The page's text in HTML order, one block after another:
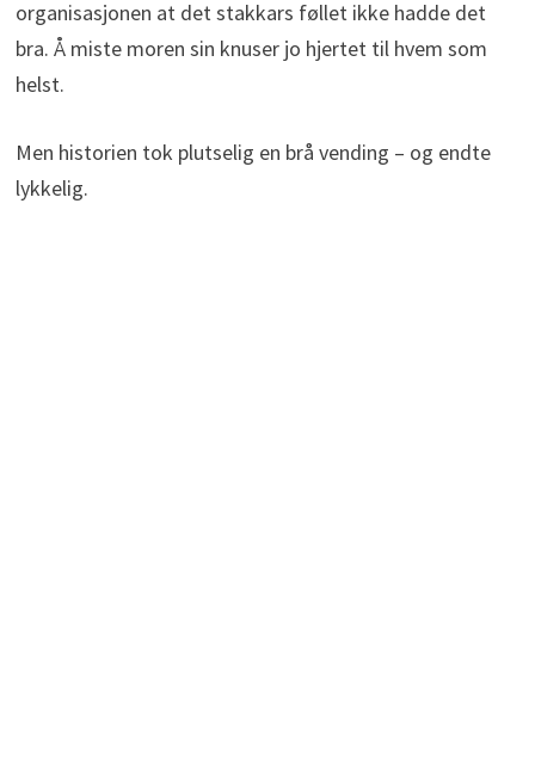
organisasjonen at det stakkars føllet ikke hadde det
bra. Å miste moren sin knuser jo hjertet til hvem som
helst.
Men historien tok plutselig en brå vending – og endte
lykkelig.